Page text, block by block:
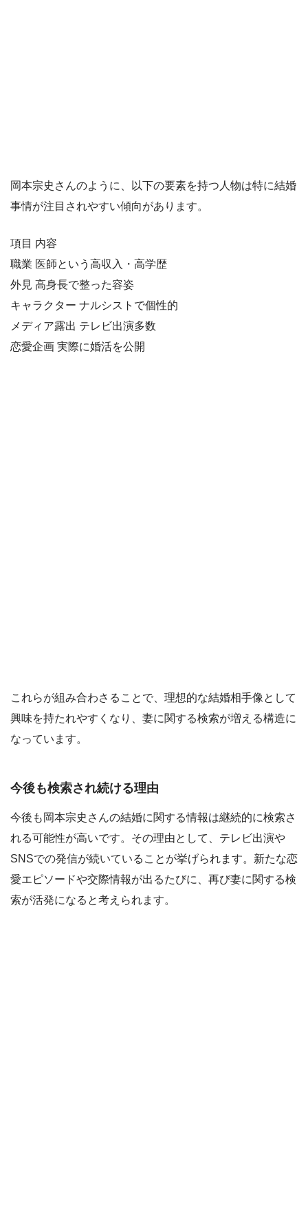
岡本宗史さんのように、以下の要素を持つ人物は特に結婚
事情が注目されやすい傾向があります。
項目 内容
職業 医師という高収入・高学歴
外見 高身長で整った容姿
キャラクター ナルシストで個性的
メディア露出 テレビ出演多数
恋愛企画 実際に婚活を公開
これらが組み合わさることで、理想的な結婚相手像として
興味を持たれやすくなり、妻に関する検索が増える構造に
なっています。
今後も検索され続ける理由
今後も岡本宗史さんの結婚に関する情報は継続的に検索さ
れる可能性が高いです。その理由として、テレビ出演や
SNSでの発信が続いていることが挙げられます。新たな恋
愛エピソードや交際情報が出るたびに、再び妻に関する検
索が活発になると考えられます。